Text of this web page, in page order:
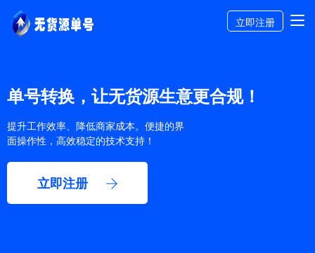
立即注册
单号转换，让无货源生意更合规！
提升工作效率、降低商家成本。便捷的界
面操作性，高效稳定的技术支持！
立即注册